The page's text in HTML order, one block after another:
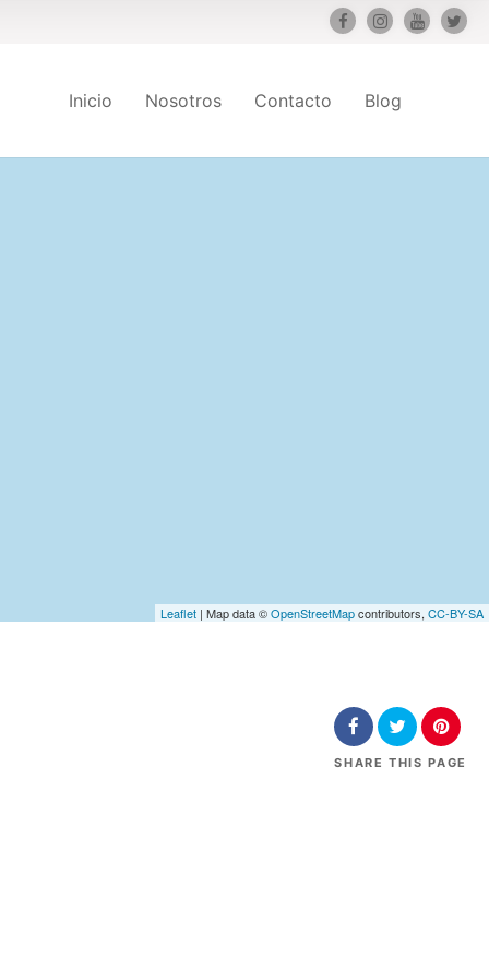
Inicio Nosotros Contacto Blog
Leaflet | Map data ©OpenStreetMapcontributors, CC-BY-SA
SHARE THIS PAGE